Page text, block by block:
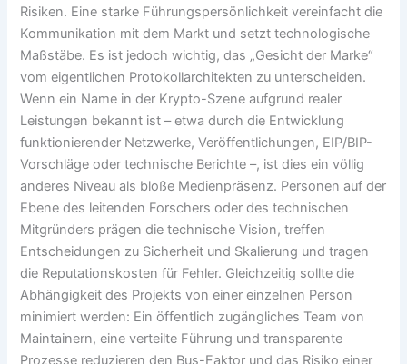
Risiken. Eine starke Führungspersönlichkeit vereinfacht die
Kommunikation mit dem Markt und setzt technologische
Maßstäbe. Es ist jedoch wichtig, das „Gesicht der Marke“
vom eigentlichen Protokollarchitekten zu unterscheiden.
Wenn ein Name in der Krypto-Szene aufgrund realer
Leistungen bekannt ist – etwa durch die Entwicklung
funktionierender Netzwerke, Veröffentlichungen, EIP/BIP-
Vorschläge oder technische Berichte –, ist dies ein völlig
anderes Niveau als bloße Medienpräsenz. Personen auf der
Ebene des leitenden Forschers oder des technischen
Mitgründers prägen die technische Vision, treffen
Entscheidungen zu Sicherheit und Skalierung und tragen
die Reputationskosten für Fehler. Gleichzeitig sollte die
Abhängigkeit des Projekts von einer einzelnen Person
minimiert werden: Ein öffentlich zugängliches Team von
Maintainern, eine verteilte Führung und transparente
Prozesse reduzieren den Bus-Faktor und das Risiko einer